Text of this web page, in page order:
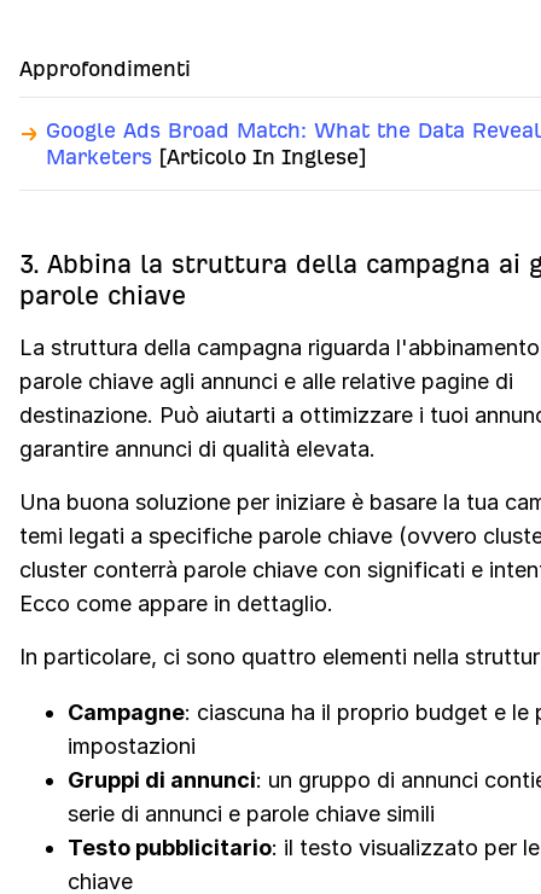
Approfondimenti
Google Ads Broad Match: What the Data
Marketers [Articolo In Inglese]
3. Abbina la struttura della campagna ai
parole chiave
La struttura della campagna riguarda
parole chiave agli annunci e alle relative pagine di
destinazione. Può aiutarti a ottimizzare i tuoi
garantire annunci di qualità elevata.
Una buona soluzione per iniziare è basare la tua
temi legati a specifiche parole chiave (ovvero
cluster conterrà parole chiave con significati e
Ecco come appare in dettaglio.
In particolare, ci sono quattro elementi nella
Campagne: ciascuna ha il proprio budget e le
impostazioni
Gruppi di annunci: un gruppo di annunci
serie di annunci e parole chiave simili
Testo pubblicitario: il testo visualizzato per
chiave